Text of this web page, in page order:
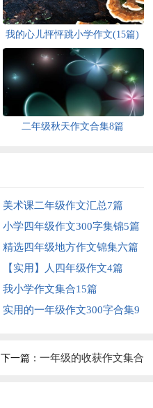
我的心儿怦怦跳小学作文(15篇)
二年级秋天作文合集8篇
美术课二年级作文汇总7篇
小学四年级作文300字集锦5篇
精选四年级地方作文锦集六篇
【实用】人四年级作文4篇
我小学作文集合15篇
实用的一年级作文300字合集9
下一篇： 一年级的收获作文集合